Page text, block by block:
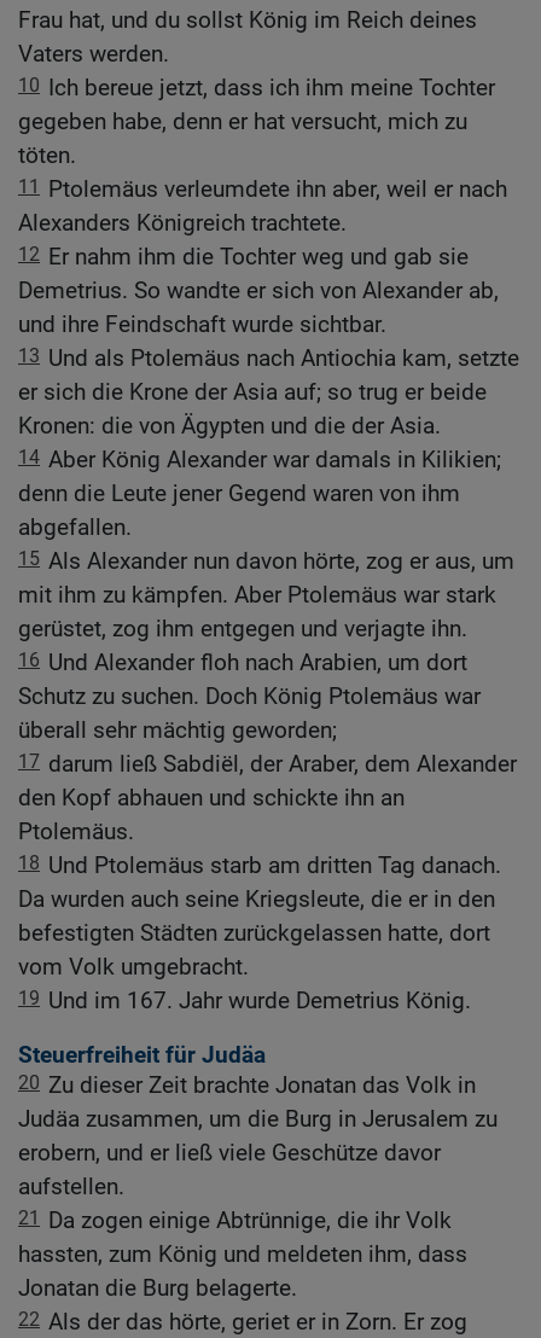
Frau hat, und du sollst König im Reich deines
Vaters werden.
10 Ich bereue jetzt, dass ich ihm meine Tochter
gegeben habe, denn er hat versucht, mich zu
töten.
11
Ptolemäus verleumdete ihn aber, weil er nach
Alexanders Königreich trachtete.
12 Er nahm ihm die Tochter weg und gab sie
Demetrius. So wandte er sich von Alexander ab,
und ihre Feindschaft wurde sichtbar.
13 Und als Ptolemäus nach Antiochia kam, setzte
er sich die Krone der Asia auf; so trug er beide
Kronen: die von Ägypten und die der Asia.
14 Aber König Alexander war damals in Kilikien;
denn die Leute jener Gegend waren von ihm
abgefallen.
15 Als Alexander nun davon hörte, zog er aus, um
mit ihm zu kämpfen. Aber Ptolemäus war stark
gerüstet, zog ihm entgegen und verjagte ihn.
16 Und Alexander floh nach Arabien, um dort
Schutz zu suchen. Doch König Ptolemäus war
überall sehr mächtig geworden;
17 darum ließ Sabdiël, der Araber, dem Alexander
den Kopf abhauen und schickte ihn an
Ptolemäus.
18 Und Ptolemäus starb am dritten Tag danach.
Da wurden auch seine Kriegsleute, die er in den
befestigten Städten zurückgelassen hatte, dort
vom Volk umgebracht.
19 Und im 167. Jahr wurde Demetrius König.
Steuerfreiheit für Judäa
20 Zu dieser Zeit brachte Jonatan das Volk in
Judäa zusammen, um die Burg in Jerusalem zu
erobern, und er ließ viele Geschütze davor
aufstellen.
21
Da zogen einige Abtrünnige, die ihr Volk
hassten, zum König und meldeten ihm, dass
Jonatan die Burg belagerte.
22 Als der das hörte, geriet er in Zorn. Er zog